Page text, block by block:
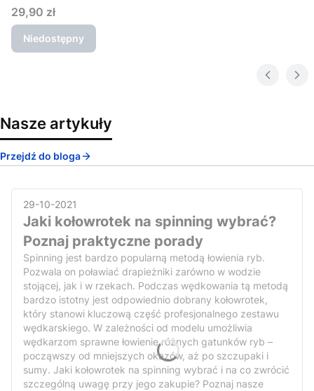
Cena
29,90 zł
Niedostępny
Nasze artykuły
Przejdź do bloga
29-10-2021
Jaki kołowrotek na spinning wybrać?
Poznaj praktyczne porady
Spinning jest bardzo popularną metodą łowienia ryb.
Pozwala on poławiać drapieżniki zarówno w wodzie
stojącej, jak i w rzekach. Podczas wędkowania tą metodą
bardzo istotny jest odpowiednio dobrany kołowrotek,
który stanowi kluczową część profesjonalnego zestawu
wędkarskiego. W zależności od modelu umożliwia
wędkarzom sprawne łowienie różnych gatunków ryb –
począwszy od mniejszych okazów, aż po szczupaki i
sumy. Jaki kołowrotek na spinning wybrać i na co zwrócić
szczególną uwagę przy jego zakupie? Poznaj nasze